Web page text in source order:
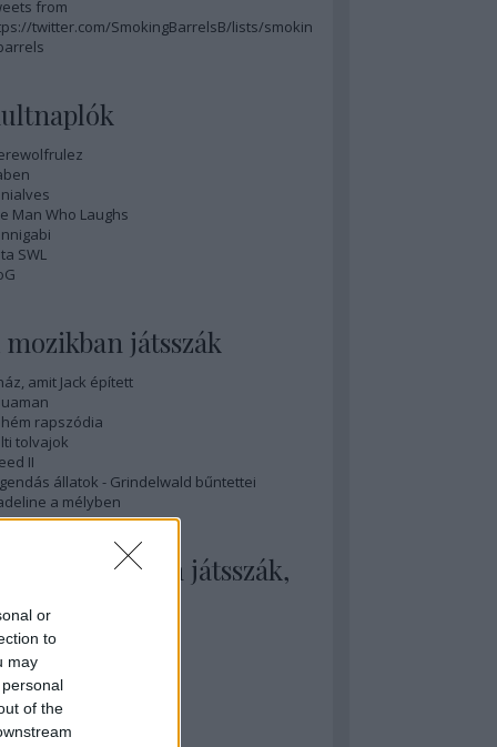
or
to
may
of the
from
twitter.com/SmokingBarrelsB/lists/smokin
Man Who Laughs
SWL
mozikban játsszák
amit Jack épített
rapszódia
tolvajok
II
állatok - Grindelwald bűntettei
a mélyben
mozikban nem játsszák,
sármos férfi
tél